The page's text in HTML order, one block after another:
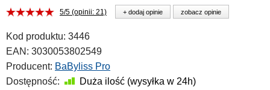
5/5 (opinii: 21) + dodaj opinie zobacz opinie
Kod produktu: 3446
EAN: 3030053802549
Producent: BaByliss Pro
Dostępność:
Duża ilość (wysyłka w 24h)